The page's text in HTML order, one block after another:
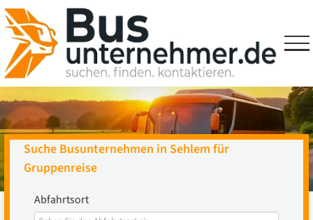
Skip
to
content
Suche Busunternehmen in Sehlem für
Gruppenreise
Abfahrtsort